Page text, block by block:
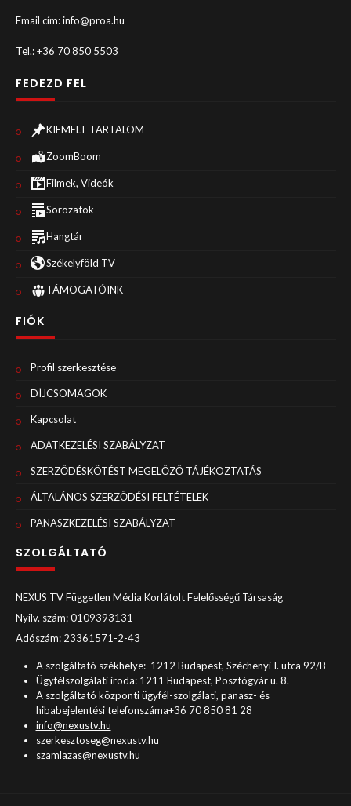
Email cím: info@proa.hu
Tel.: +36 70 850 5503
FEDEZD FEL
KIEMELT TARTALOM
ZoomBoom
Filmek, Videók
Sorozatok
Hangtár
Székelyföld TV
TÁMOGATÓINK
FIÓK
Profil szerkesztése
DÍJCSOMAGOK
Kapcsolat
ADATKEZELÉSI SZABÁLYZAT
SZERZŐDÉSKÖTÉST MEGELŐZŐ TÁJÉKOZTATÁS
ÁLTALÁNOS SZERZŐDÉSI FELTÉTELEK
PANASZKEZELÉSI SZABÁLYZAT
SZOLGÁLTATÓ
NEXUS TV Független Média Korlátolt Felelősségű Társaság
Nyilv. szám: 0109393131
Adószám: 23361571-2-43
A szolgáltató székhelye: 1212 Budapest, Széchenyi I. utca 92/B
Ügyfélszolgálati iroda: 1211 Budapest, Posztógyár u. 8.
A szolgáltató központi ügyfél-szolgálati, panasz- és
hibabejelentési telefonszáma+36 70 850 81 28
info@nexustv.hu
szerkesztoseg@nexustv.hu
szamlazas@nexustv.hu